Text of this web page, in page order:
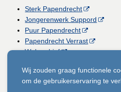
Wij zouden graag functionele
om de gebruikerservaring te
Sterk Papendrecht
Jongerenwerk Suppord
Puur Papendrecht
Papendrecht Verrast
Webarchief
Gemeentemagazine
Licht voor Papendrecht